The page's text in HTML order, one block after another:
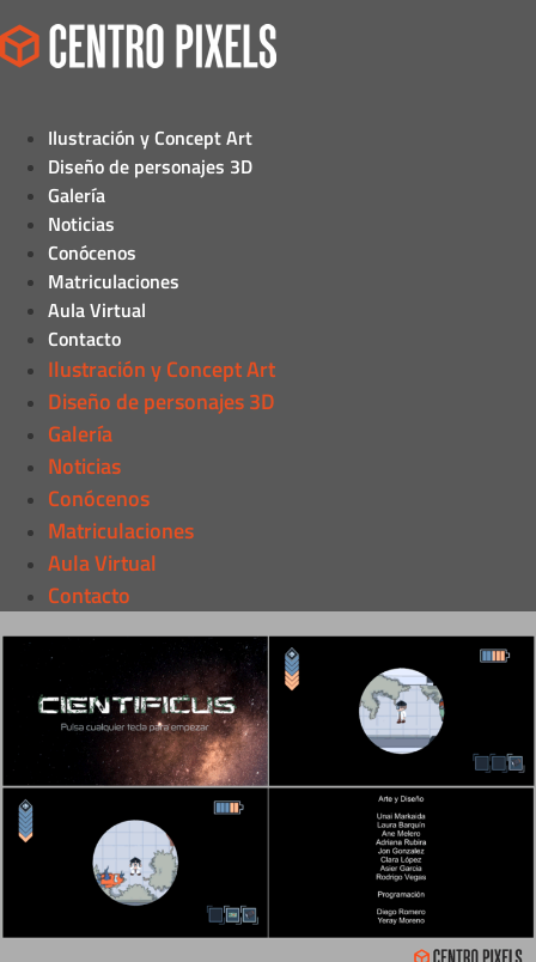
Ilustración y Concept Art
Diseño de personajes 3D
Galería
Noticias
Conócenos
Matriculaciones
Aula Virtual
Contacto
Ilustración y Concept Art
Diseño de personajes 3D
Galería
Noticias
Conócenos
Matriculaciones
Aula Virtual
Contacto